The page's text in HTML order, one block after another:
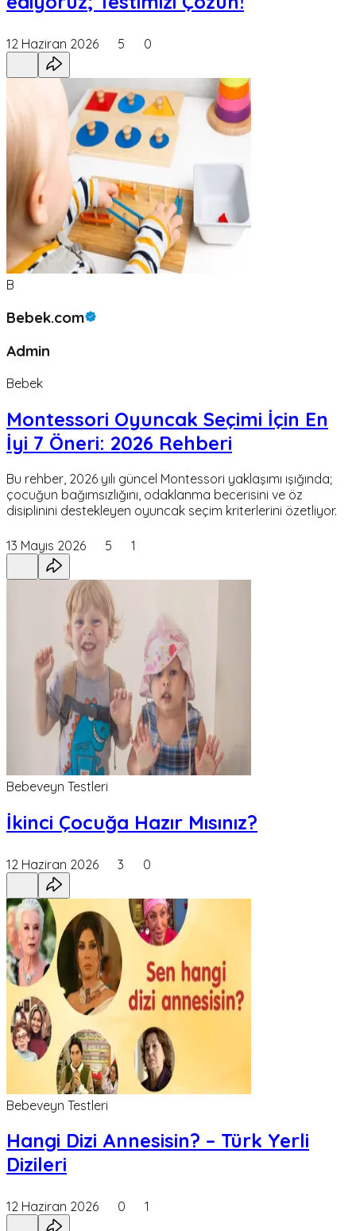
12 Haziran 2026 5 0
B
Bebek.com
Admin
Bebek
Montessori Oyuncak Seçimi İçin En
İyi 7 Öneri: 2026 Rehberi
Bu rehber, 2026 yılı güncel Montessori yaklaşımı ışığında;
çocuğun bağımsızlığını, odaklanma becerisini ve öz
disiplinini destekleyen oyuncak seçim kriterlerini özetliyor.
13 Mayıs 2026 5 1
Bebeveyn Testleri
İkinci Çocuğa Hazır Mısınız?
12 Haziran 2026 3 0
Bebeveyn Testleri
Hangi Dizi Annesisin? – Türk Yerli
Dizileri
12 Haziran 2026 0 1